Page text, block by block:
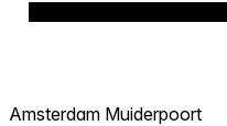
Amsterdam Muiderpoort